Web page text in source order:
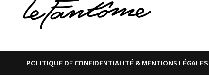
POLITIQUE DE CONFIDENTIALITÉ & MENTIONS LÉGALES